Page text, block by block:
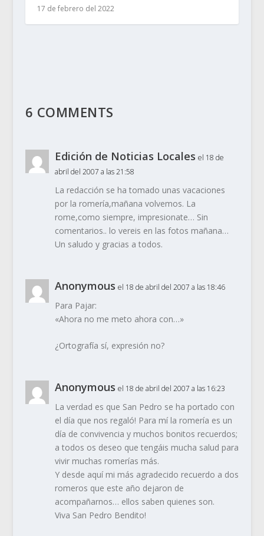
17 de febrero del 2022
6 COMMENTS
Edición de Noticias Locales el 18 de
abril del 2007 a las 21:58
La redacción se ha tomado unas vacaciones
por la romería,mañana volvemos. La
rome,como siempre, impresionate… Sin
comentarios.. lo vereis en las fotos mañana…
Un saludo y gracias a todos.
Anonymous el 18 de abril del 2007 a las 18:46
Para Pajar:
«Ahora no me meto ahora con…»
¿Ortografía sí, expresión no?
Anonymous el 18 de abril del 2007 a las 16:23
La verdad es que San Pedro se ha portado con
el día que nos regaló! Para mí la romería es un
día de convivencia y muchos bonitos recuerdos;
a todos os deseo que tengáis mucha salud para
vivir muchas romerías más.
Y desde aquí mi más agradecido recuerdo a dos
romeros que este año dejaron de
acompañarnos… ellos saben quienes son.
Viva San Pedro Bendito!